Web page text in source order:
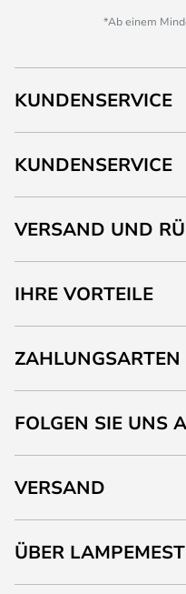
*Ab einem
KUNDENSERVICE
KUNDENSERVICE
VERSAND UND
IHRE VORTEILE
ZAHLUNGSARTEN
FOLGEN SIE UNS
VERSAND
ÜBER